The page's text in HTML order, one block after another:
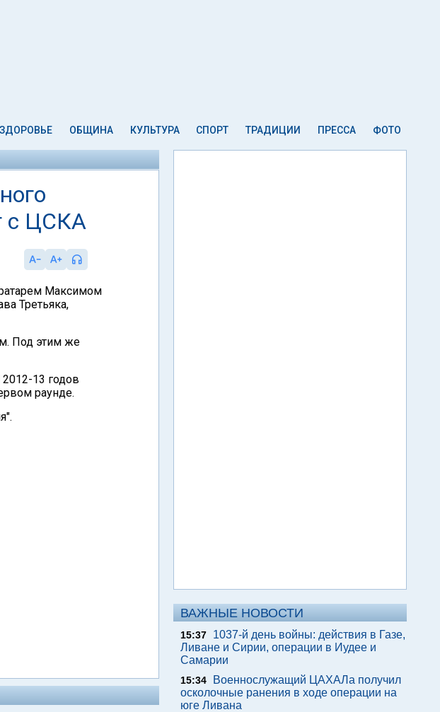
ЗДОРОВЬЕ ОБЩИНА КУЛЬТУРА СПОРТ ТРАДИЦИИ ПРЕССА ФОТО
с ЦСКА
Максимом
Третьяка,
Под этим же
13 годов
раунде.
ВАЖНЫЕ НОВОСТИ
15:37
1037-й день войны: действия в Газе,
Ливане и Сирии, операции в Иудее и
Самарии
15:34
Военнослужащий ЦАХАЛа получил
осколочные ранения в ходе операции на
юге Ливана